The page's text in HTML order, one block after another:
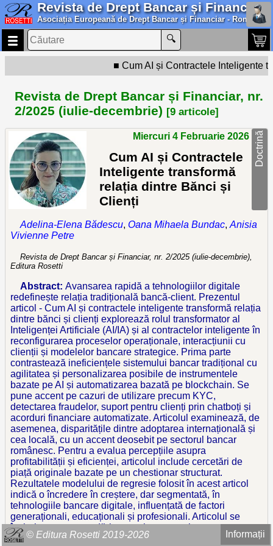
Revista de Drept Bancar și Financiar
Asociația Europeană de Drept Bancar și Financiar - România
Cum AI și Contractele Inteligente
Revista de Drept Bancar și Financiar, nr.
2/2025 (iulie-decembrie) [9 articole]
Doctrină
Miercuri 4 Februarie 2026
Cum AI și Contractele
Inteligente transformă
relația dintre Bănci și
Clienți
Adelina-Elena Bădescu, Oana Mihaela Bundac, Anisia
Vivienne Petre
Revista de Drept Bancar și Financiar, nr. 2/2025 (iulie-decembrie),
Editura Rosetti
Abstract: Avansarea rapidă a tehnologiilor digitale
redefinește relația tradițională bancă-client. Prezentul
articol - Cum AI și contractele inteligente transformă relația
dintre bănci și clienți explorează rolul transformator al
Inteligenței Artificiale (AI/IA) și al contractelor inteligente în
reconfigurarea proceselor operaționale, interacțiunii cu
clienții și modelelor bancare strategice. Prima parte
contrastează ineficiențele sistemului bancar tradițional cu
agilitatea și personalizarea posibile de instrumentele
bazate pe AI și automatizarea bazată pe blockchain. Se
pune accent pe cazuri de utilizare precum KYC,
detectarea fraudelor, suport pentru clienți prin chatboți și
acorduri financiare automatizate. Articolul examinează, de
asemenea, disparitățile dintre adoptarea internațională și
cea locală, cu un accent deosebit pe sectorul bancar
românesc. Pentru a evalua percepțiile asupra
profitabilității și eficienței, articolul include cercetări de
piață originale bazate pe un chestionar structurat.
Rezultatele modelului de regresie folosit în acest articol
indică o încredere în creștere, dar segmentată, în
tehnologiile bancare digitale, influențată de factori
generaționali, educaționali și profesionali. Articolul se
încheie cu recomandări strategice pentru integrare
responsabilă, subliniind că băncile trebuie să treacă de la
© Editura Rosetti 2019-2026 Informații